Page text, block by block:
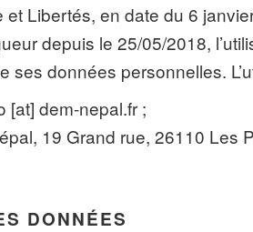
Libertés, en date du 6
depuis le 25/05/2018,
ses données personnelles.
[at] dem-nepal.fr ;
19 Grand rue, 26110 Les
DONNÉES